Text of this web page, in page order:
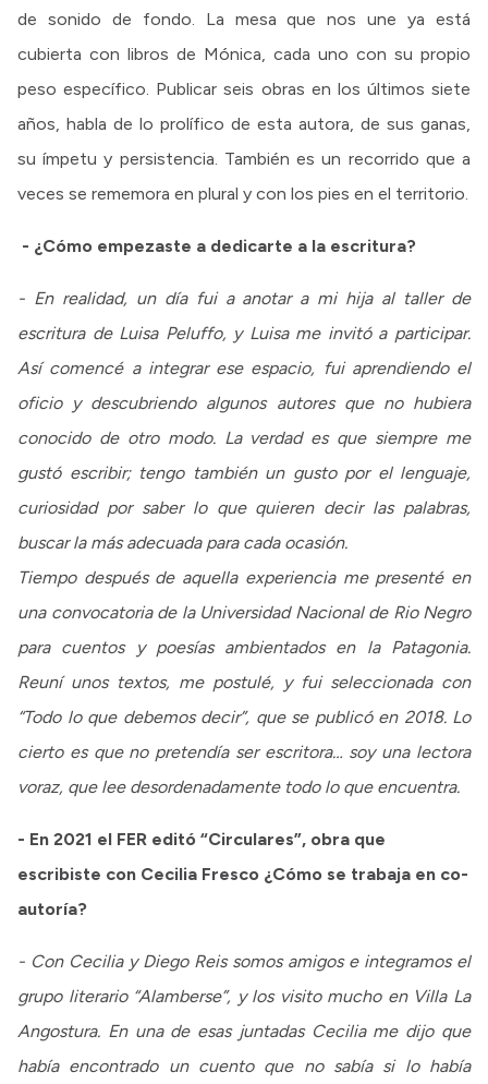
de sonido de fondo. La mesa que nos une ya está
cubierta con libros de Mónica, cada uno con su propio
peso específico. Publicar seis obras en los últimos siete
años, habla de lo prolífico de esta autora, de sus ganas,
su ímpetu y persistencia. También es un recorrido que a
veces se rememora en plural y con los pies en el territorio.
- ¿Cómo empezaste a dedicarte a la escritura?
- En realidad, un día fui a anotar a mi hija al taller de
escritura de Luisa Peluffo, y Luisa me invitó a participar.
Así comencé a integrar ese espacio, fui aprendiendo el
oficio y descubriendo algunos autores que no hubiera
conocido de otro modo. La verdad es que siempre me
gustó escribir; tengo también un gusto por el lenguaje,
curiosidad por saber lo que quieren decir las palabras,
buscar la más adecuada para cada ocasión.
Tiempo después de aquella experiencia me presenté en
una convocatoria de la Universidad Nacional de Rio Negro
para cuentos y poesías ambientados en la Patagonia.
Reuní unos textos, me postulé, y fui seleccionada con
“Todo lo que debemos decir”, que se publicó en 2018. Lo
cierto es que no pretendía ser escritora… soy una lectora
voraz, que lee desordenadamente todo lo que encuentra.
- En 2021 el FER editó “Circulares”, obra que
escribiste con Cecilia Fresco ¿Cómo se trabaja en co-
autoría?
- Con Cecilia y Diego Reis somos amigos e integramos el
grupo literario “Alamberse”, y los visito mucho en Villa La
Angostura. En una de esas juntadas Cecilia me dijo que
había encontrado un cuento que no sabía si lo había